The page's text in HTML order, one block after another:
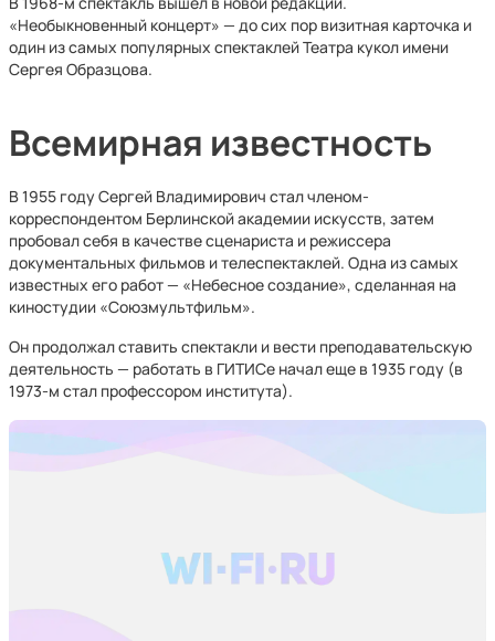
«Необыкновенный концерт» — до сих пор визитная карточка и
один из самых популярных спектаклей Театра кукол имени
Сергея Образцова.
Всемирная известность
В 1955 году Сергей Владимирович стал членом-
корреспондентом Берлинской академии искусств, затем
пробовал себя в качестве сценариста и режиссера
документальных фильмов и телеспектаклей. Одна из самых
известных его работ — «Небесное создание», сделанная на
киностудии «Союзмультфильм».
Он продолжал ставить спектакли и вести преподавательскую
деятельность — работать в ГИТИСе начал еще в 1935 году (в
1973-м стал профессором института).